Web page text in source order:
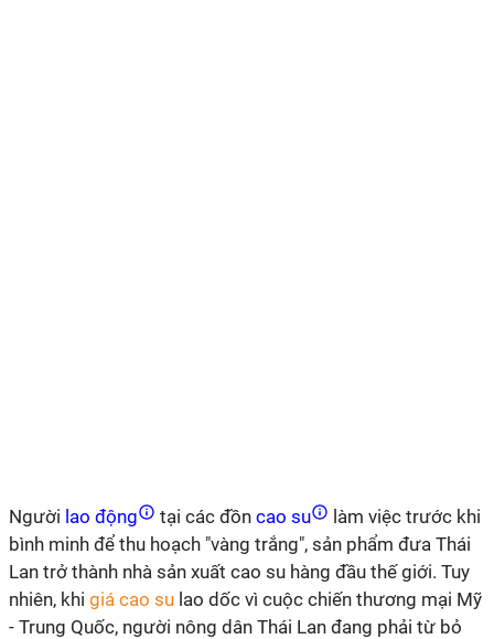
Người lao động tại các đồn cao su
làm việc trước khi
bình minh để thu hoạch "vàng trắng", sản phẩm đưa Thái
Lan trở thành nhà sản xuất cao su hàng đầu thế giới. Tuy
nhiên, khi giá cao su lao dốc vì cuộc chiến thương mại Mỹ
- Trung Quốc, người nông dân Thái Lan đang phải từ bỏ